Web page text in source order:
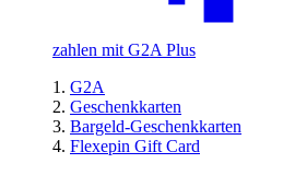
zahlen mit G2A Plus
G2A
Geschenkkarten
Bargeld-Geschenkkarten
Flexepin Gift Card